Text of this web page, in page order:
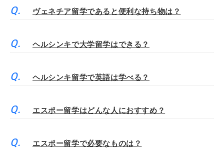
ヴェネチア留学であると便利な持ち物は？
ヘルシンキで大学留学はできる？
ヘルシンキ留学で英語は学べる？
エスポー留学はどんな人におすすめ？
エスポー留学で必要なものは？